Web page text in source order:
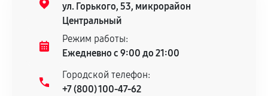
ул. Горького, 53, микрорайон
Центральный
Режим работы:
Ежедневно с 9:00 до 21:00
Городской телефон:
+7 (800) 100-47-62